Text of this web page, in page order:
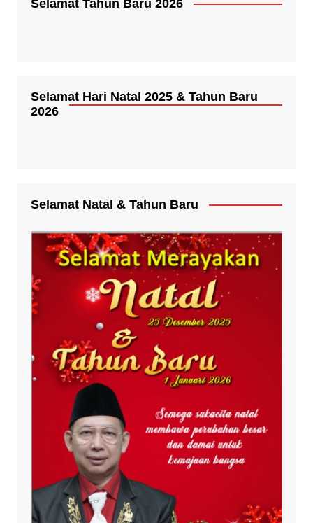
Selamat Tahun Baru 2026
Selamat Hari Natal 2025 & Tahun Baru
2026
Selamat Natal & Tahun Baru